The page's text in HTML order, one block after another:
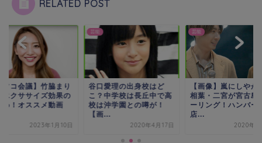
RELATED POST
愛理の出身校はど
中学校は長丘中で高
沖学園との噂が！
2020年4月17日
芸能
【画像】嵐にしやがれで
相葉・二宮が宮古島へツ
ーリング！ハンバーグ
店...
2020年4月2日
芸能
【マツコ会議】竹脇
なのエクササイズ効
まとめ！オススメ動
5...
2023年1